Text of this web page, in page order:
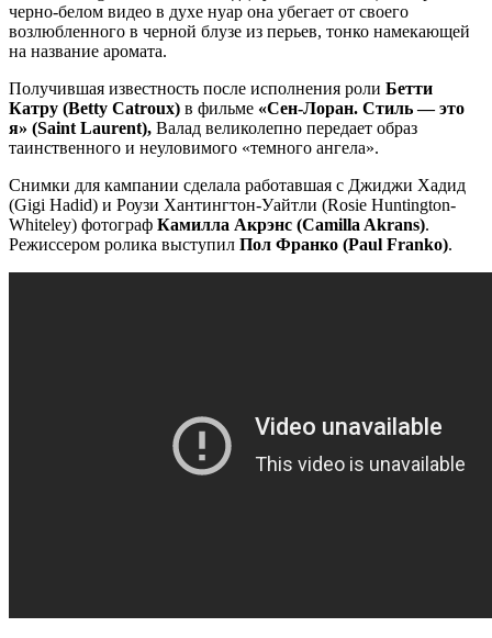
черно-белом видео в духе нуар она убегает от своего
возлюбленного в черной блузе из перьев, тонко намекающей
на название аромата.
Получившая известность после исполнения роли Бетти
Катру (Betty Catroux) в фильме «Сен-Лоран. Стиль — это
я» (Saint Laurent), Валад великолепно передает образ
таинственного и неуловимого «темного ангела».
Снимки для кампании сделала работавшая с Джиджи Хадид
(Gigi Hadid) и Роузи Хантингтон-Уайтли (Rosie Huntington-
Whiteley) фотограф Камилла Акрэнс (Camilla Akrans).
Режиссером ролика выступил Пол Франко (Paul Franko).